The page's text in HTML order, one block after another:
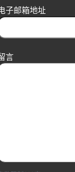
子邮箱地址
言